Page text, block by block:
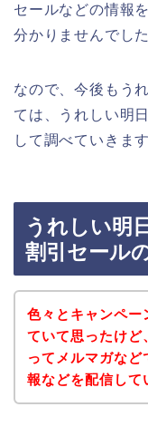
セールなどの情報
分かりませんでした
なので、今後もう
ては、うれしい明
して調べていきま
うれしい明
割引セール
色々とキャンペー
ていて思ったけど
ってメルマガな
報などを配信して